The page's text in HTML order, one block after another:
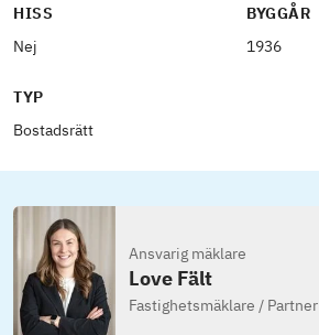
HISS
Nej
BYGGÅR
1936
TYP
Bostadsrätt
Ansvarig mäklare
Love Fält
Fastighetsmäklare / Partner